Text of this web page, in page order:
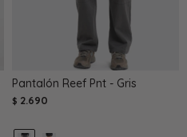
Pantalón Reef Pnt - Gris
$ 2.690